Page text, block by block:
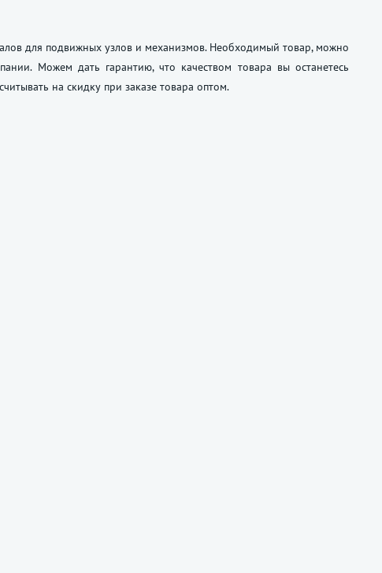
для подвижных узлов и механизмов. Необходимый товар, можно
Можем дать гарантию, что качеством товара вы останетесь
на скидку при заказе товара оптом.